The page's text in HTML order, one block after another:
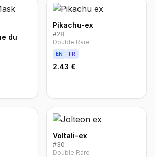
du
Pikachu-ex
#28
Double Rare
EN FR
2.43 €
Voltali-ex
#30
Double Rare